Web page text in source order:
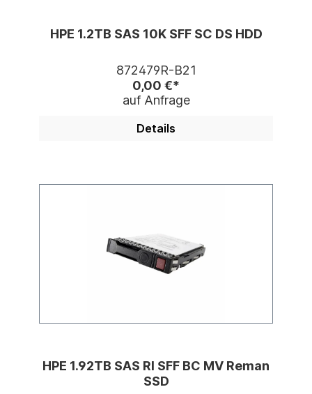
HPE 1.2TB SAS 10K SFF SC DS HDD
872479R-B21
0,00 €*
auf Anfrage
Details
HPE 1.92TB SAS RI SFF BC MV Reman
SSD